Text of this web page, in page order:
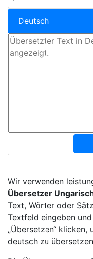
Deutsch
Wir verwenden
Übersetzer
Text, Wörter oder
Textfeld eingeben
„Übersetzen“ klicken,
deutsch zu